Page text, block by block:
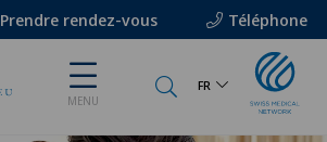
Prendre rendez-vous Téléphone
MENU
FR